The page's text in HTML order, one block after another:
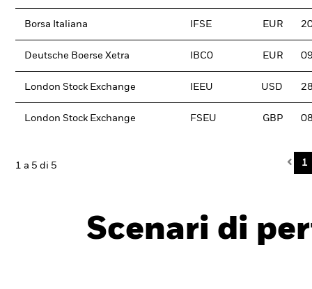
Borsa Italiana IFSE EUR
Deutsche Boerse Xetra IBC0 EUR
London Stock Exchange IEEU USD
London Stock Exchange FSEU GBP
1 a 5 di 5 1
Scenari di